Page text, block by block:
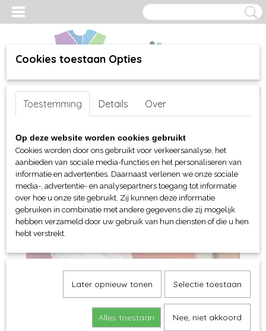
Inloggen Registreren
(0)
Home >webshop>Bed-, Bad-, Keuken en Tafellinnen
> BearDream Quick Dry badjas met kap (dames)
Cookies toestaan Opties
Toestemming Details Over
Op deze website worden cookies gebruikt
Cookies worden door ons gebruikt voor verkeersanalyse, het
aanbieden van sociale media-functies en het personaliseren van
informatie en advertenties. Daarnaast verlenen we onze sociale
media-, advertentie- en analysepartners toegang tot informatie
over hoe u onze site gebruikt. Zij kunnen deze informatie
gebruiken in combinatie met andere gegevens die zij mogelijk
hebben verzameld door uw gebruik van hun diensten of die u hen
hebt verstrekt.
Later opnieuw tonen Selectie toestaan
Alles toestaan Nee, niet akkoord